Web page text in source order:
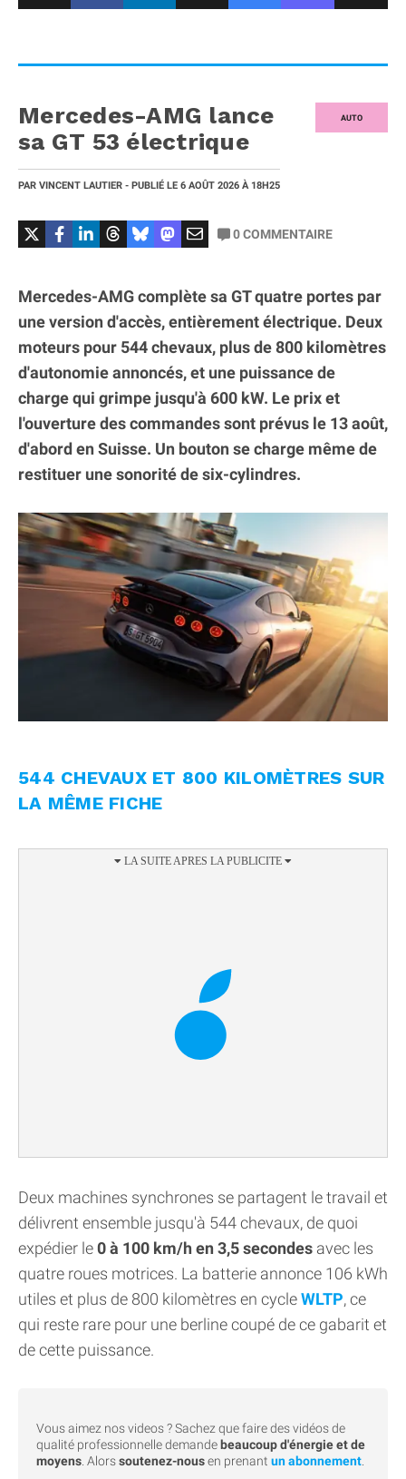
AUTO
Mercedes-AMG lance
sa GT 53 électrique
PAR VINCENT LAUTIER - PUBLIÉ LE 6 AOÛT 2026 À 18H25
0COMMENTAIRE
Mercedes-AMG complète sa GT quatre portes par
une version d'accès, entièrement électrique. Deux
moteurs pour 544 chevaux, plus de 800 kilomètres
d'autonomie annoncés, et une puissance de
charge qui grimpe jusqu'à 600 kW. Le prix et
l'ouverture des commandes sont prévus le 13 août,
d'abord en Suisse. Un bouton se charge même de
restituer une sonorité de six-cylindres.
544 CHEVAUX ET 800 KILOMÈTRES SUR
LA MÊME FICHE
Deux machines synchrones se partagent le travail et
délivrent ensemble jusqu'à 544 chevaux, de quoi
expédier le0 à 100 km/h en 3,5 secondes avec les
quatre roues motrices. La batterie annonce 106 kWh
utiles et plus de 800 kilomètres en cycleWLTP, ce
qui reste rare pour une berline coupé de ce gabarit et
de cette puissance.
Vous aimez nos videos ? Sachez que faire des vidéos de
qualité professionnelle demande beaucoup d'énergie et de
moyens . Alorssoutenez-nousen prenant un abonnement